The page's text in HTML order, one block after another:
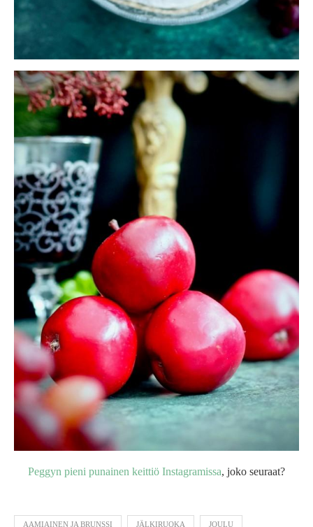
Peggyn pieni punainen keittiö Instagramissa, joko seuraat?
AAMIAINEN JA BRUNSSI JÄLKIRUOKA JOULU